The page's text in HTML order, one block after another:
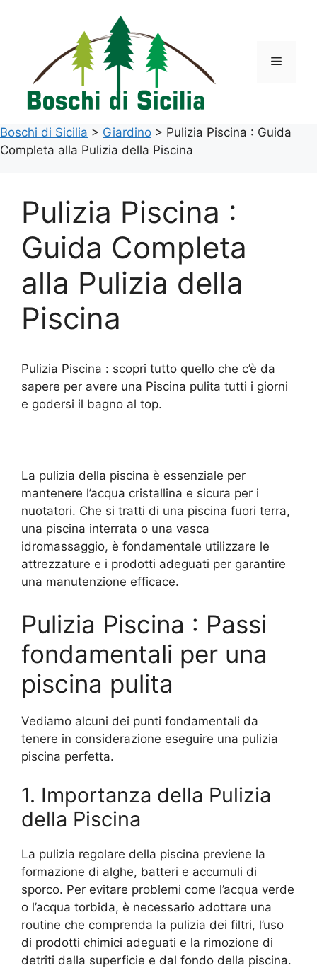
Menu
Boschi di Sicilia > Giardino > Pulizia Piscina : Guida
Completa alla Pulizia della Piscina
Pulizia Piscina :
Guida Completa
alla Pulizia della
Piscina
Pulizia Piscina : scopri tutto quello che c’è da
sapere per avere una Piscina pulita tutti i giorni
e godersi il bagno al top.
La pulizia della piscina è essenziale per
mantenere l’acqua cristallina e sicura per i
nuotatori. Che si tratti di una piscina fuori terra,
una piscina interrata o una vasca
idromassaggio, è fondamentale utilizzare le
attrezzature e i prodotti adeguati per garantire
una manutenzione efficace.
Pulizia Piscina : Passi
fondamentali per una
piscina pulita
Vediamo alcuni dei punti fondamentali da
tenere in considerazione eseguire una pulizia
piscina perfetta.
1. Importanza della Pulizia
della Piscina
La pulizia regolare della piscina previene la
formazione di alghe, batteri e accumuli di
sporco. Per evitare problemi come l’acqua verde
o l’acqua torbida, è necessario adottare una
routine che comprenda la pulizia dei filtri, l’uso
di prodotti chimici adeguati e la rimozione di
detriti dalla superficie e dal fondo della piscina.